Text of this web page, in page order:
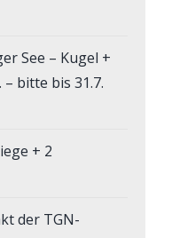
See – Kugel +
bitte bis 31.7.
+ 2
der TGN-